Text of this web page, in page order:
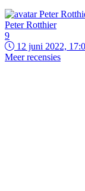
Peter Rotthier
9
12 juni 2022,
Meer recensies